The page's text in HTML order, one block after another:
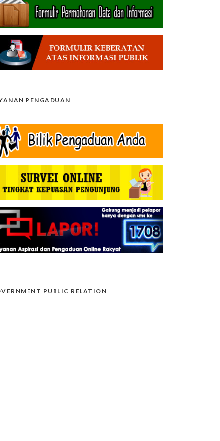
PENGADUAN
PUBLIC RELATION